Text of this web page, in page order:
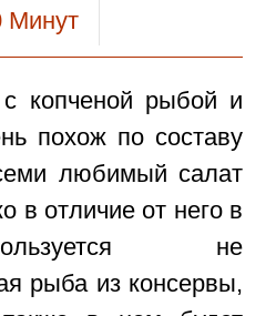
Минут
копченой рыбой и
похож по составу
любимый салат
в отличие от него в
не
рыба из консервы,